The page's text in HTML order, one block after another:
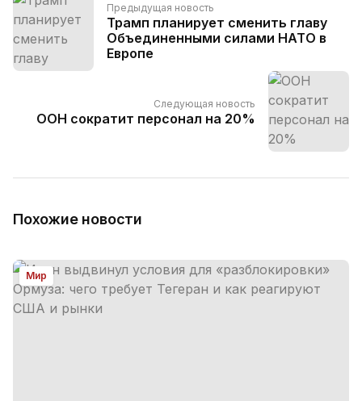
Предыдущая новость
Трамп планирует сменить главу
Объединенными силами НАТО в
Европе
Следующая новость
ООН сократит персонал на 20%
Похожие новости
Мир